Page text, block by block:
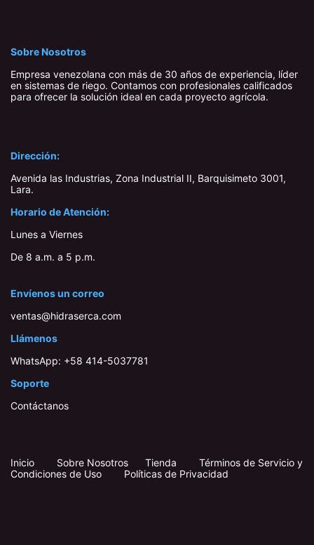
Sobre Nosotros
Empresa venezolana con más de 30 años de experiencia, líder
en sistemas de riego. Contamos con profesionales calificados
para ofrecer la solución ideal en cada proyecto agrícola.
Dirección:
Avenida las Industrias, Zona Industrial II, Barquisimeto 3001,
Lara​.
Horario de Atención:
Lunes a Viernes
De 8 a.m. a 5 p.m.
Envíenos un correo
ventas@hidraserca.com
Llámenos
WhatsApp: +58 414-503778​1
Soporte
Contáctanos
Inicio Sobre Nosotros Tienda
Términos de Servicio y
Condiciones de Uso
Políticas de Privacidad